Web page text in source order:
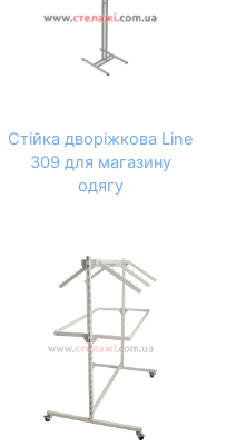
Стійка дворіжкова Line
309 для магазину
одягу